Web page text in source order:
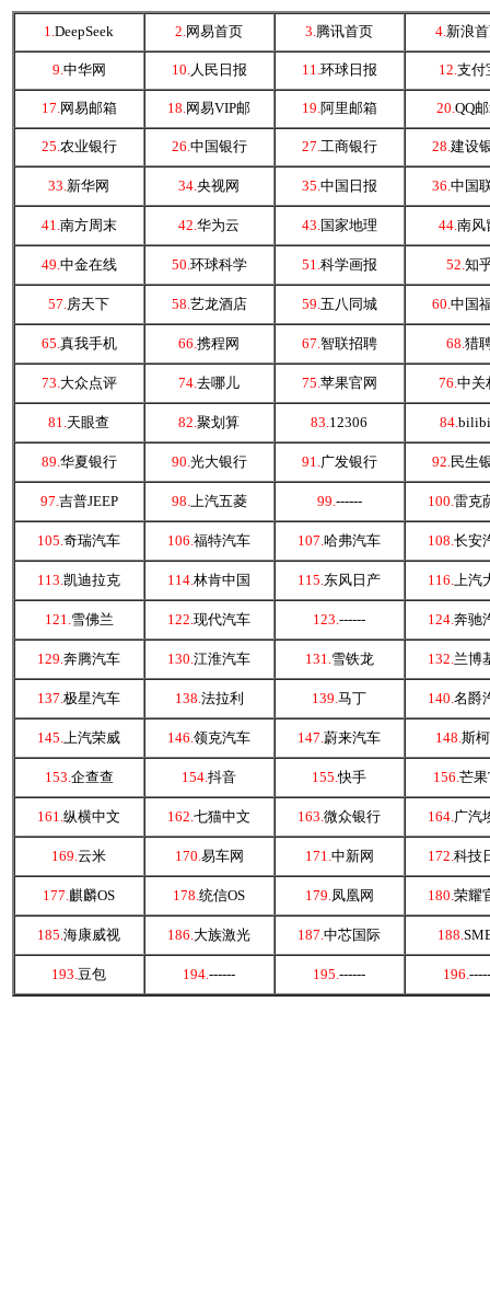
1.DeepSeek 2.网易首页 3.腾讯首页 4.新浪
9.中华网 10.人民日报 11.环球日报 12.支付
17.网易邮箱 18.网易VIP邮 19.阿里邮箱 20.QQ
25.农业银行 26.中国银行 27.工商银行 28.建设
33.新华网 34.央视网 35.中国日报 36.中国
41.南方周末 42.华为云 43.国家地理 44.南风
49.中金在线 50.环球科学 51.科学画报 52.知
57.房天下 58.艺龙酒店 59.五八同城 60.中国
65.真我手机 66.携程网 67.智联招聘 68.猎
73.大众点评 74.去哪儿 75.苹果官网 76.中关
81.天眼查 82.聚划算 83.12306 84.
89.华夏银行 90.光大银行 91.广发银行 92.民生
97.吉普JEEP 98.上汽五菱 99.------ 100.雷克
105.奇瑞汽车 106.福特汽车 107.哈弗汽车 108.长安
113.凯迪拉克 114.林肯中国 115.东风日产 116.上汽
121.雪佛兰 122.现代汽车 123.------ 124.奔驰
129.奔腾汽车 130.江淮汽车 131.雪铁龙 132.兰博
137.极星汽车 138.法拉利 139.马丁 140.名爵
145.上汽荣威 146.领克汽车 147.蔚来汽车 148.斯
153.企查查 154.抖音 155.快手 156.芒
161.纵横中文 162.七猫中文 163.微众银行 164.广汽
169.云米 170.易车网 171.中新网 172.科技
177.麒麟OS 178.统信OS 179.凤凰网 180.荣耀
185.海康威视 186.大族激光 187.中芯国际 188.
193.豆包 194.------ 195.------ 196.